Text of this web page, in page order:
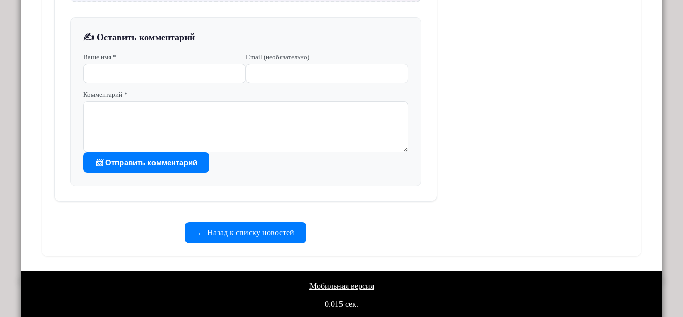
✍️ Оставить комментарий
Ваше имя * Email (необязательно)
Комментарий *
📨 Отправить комментарий
← Назад к списку новостей
Мобильная версия
0.015 сек.